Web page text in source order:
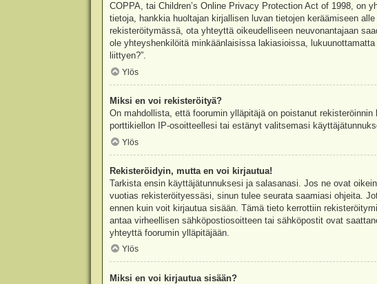
COPPA, tai Children’s Online Privacy Protection Act of 1998,
tietoja, hankkia huoltajan kirjallisen luvan tietojen keräämiseen
rekisteröitymässä, ota yhteyttä oikeudelliseen neuvonantajaan
ole yhteyshenkilöitä minkäänlaisissa lakiasioissa,
liittyen?”.
Ylös
Miksi en voi rekisteröityä?
On mahdollista, että foorumin ylläpitäjä on poistanut
porttikiellon IP-osoitteellesi tai estänyt valitsemasi
Ylös
Rekisteröidyin, mutta en voi kirjautua!
Tarkista ensin käyttäjätunnuksesi ja salasanasi. Jos ne ovat
vuotias rekisteröityessäsi, sinun tulee seurata saamiasi ohjeita.
ennen kuin voit kirjautua sisään. Tämä tieto kerrottiin
antaa virheellisen sähköpostiosoitteen tai sähköpostit ovat
yhteyttä foorumin ylläpitäjään.
Ylös
Miksi en voi kirjautua sisään?